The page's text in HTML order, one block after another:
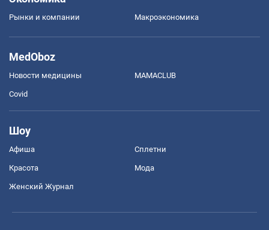
Рынки и компании Mакроэкономика
MedOboz
Новости медицины MAMACLUB
Covid
Шоу
Афиша Сплетни
Красота Мода
Женский Журнал